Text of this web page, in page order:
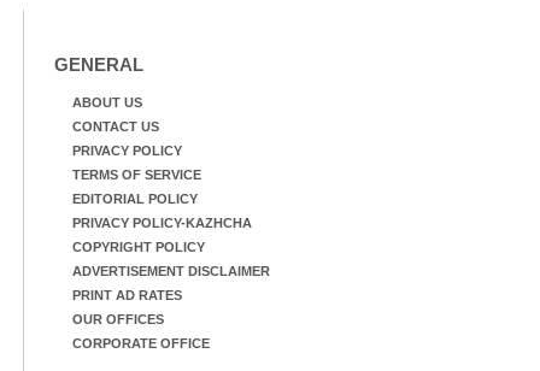
GENERAL
ABOUT US
CONTACT US
PRIVACY POLICY
TERMS OF SERVICE
EDITORIAL POLICY
PRIVACY POLICY-KAZHCHA
COPYRIGHT POLICY
ADVERTISEMENT DISCLAIMER
PRINT AD RATES
OUR OFFICES
CORPORATE OFFICE